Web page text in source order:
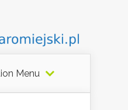
Menu